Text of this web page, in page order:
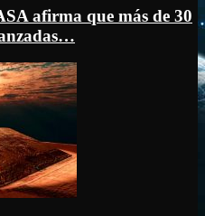
afirma que más de 30